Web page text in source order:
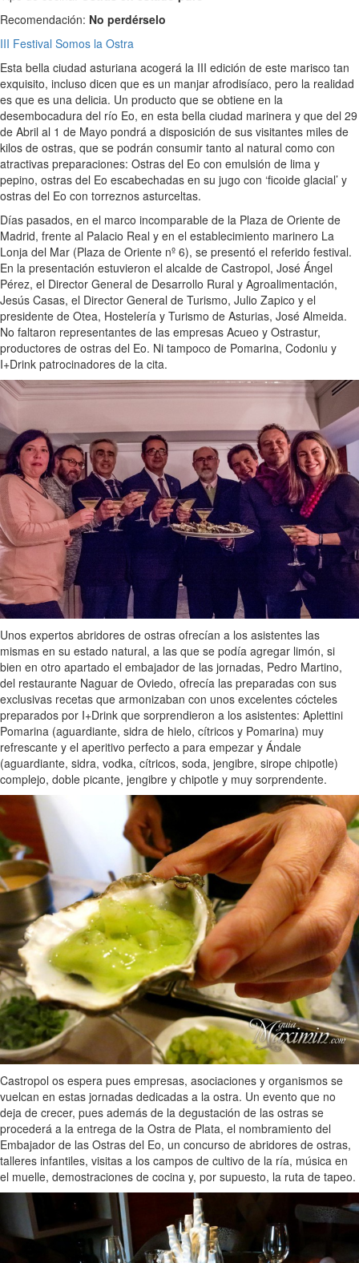
Recomendación: No perdérselo
III Festival Somos la Ostra
Esta bella ciudad asturiana acogerá la III edición de este marisco tan
exquisito, incluso dicen que es un manjar afrodisíaco, pero la realidad
es que es una delicia. Un producto que se obtiene en la
desembocadura del río Eo, en esta bella ciudad marinera y que del 29
de Abril al 1 de Mayo pondrá a disposición de sus visitantes miles de
kilos de ostras, que se podrán consumir tanto al natural como con
atractivas preparaciones: Ostras del Eo con emulsión de lima y
pepino, ostras del Eo escabechadas en su jugo con ‘ficoide glacial’ y
ostras del Eo con torreznos asturceltas.
Días pasados, en el marco incomparable de la Plaza de Oriente de
Madrid, frente al Palacio Real y en el establecimiento marinero La
Lonja del Mar (Plaza de Oriente nº 6), se presentó el referido festival.
En la presentación estuvieron el alcalde de Castropol, José Ángel
Pérez, el Director General de Desarrollo Rural y Agroalimentación,
Jesús Casas, el Director General de Turismo, Julio Zapico y el
presidente de Otea, Hostelería y Turismo de Asturias, José Almeida.
No faltaron representantes de las empresas Acueo y Ostrastur,
productores de ostras del Eo. Ni tampoco de Pomarina, Codoniu y
I+Drink patrocinadores de la cita.
Unos expertos abridores de ostras ofrecían a los asistentes las
mismas en su estado natural, a las que se podía agregar limón, si
bien en otro apartado el embajador de las jornadas, Pedro Martino,
del restaurante Naguar de Oviedo, ofrecía las preparadas con sus
exclusivas recetas que armonizaban con unos excelentes cócteles
preparados por I+Drink que sorprendieron a los asistentes: Aplettini
Pomarina (aguardiante, sidra de hielo, cítricos y Pomarina) muy
refrescante y el aperitivo perfecto a para empezar y Ándale
(aguardiante, sidra, vodka, cítricos, soda, jengibre, sirope chipotle)
complejo, doble picante, jengibre y chipotle y muy sorprendente.
Castropol os espera pues empresas, asociaciones y organismos se
vuelcan en estas jornadas dedicadas a la ostra. Un evento que no
deja de crecer, pues además de la degustación de las ostras se
procederá a la entrega de la Ostra de Plata, el nombramiento del
Embajador de las Ostras del Eo, un concurso de abridores de ostras,
talleres infantiles, visitas a los campos de cultivo de la ría, música en
el muelle, demostraciones de cocina y, por supuesto, la ruta de tapeo.